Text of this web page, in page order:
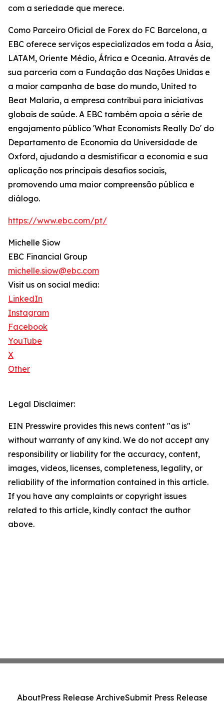
com a seriedade que merece.
Como Parceiro Oficial de Forex do FC Barcelona, a
EBC oferece serviços especializados em toda a Ásia,
LATAM, Oriente Médio, África e Oceania. Através de
sua parceria com a Fundação das Nações Unidas e
a maior campanha de base do mundo, United to
Beat Malaria, a empresa contribui para iniciativas
globais de saúde. A EBC também apoia a série de
engajamento público 'What Economists Really Do' do
Departamento de Economia da Universidade de
Oxford, ajudando a desmistificar a economia e sua
aplicação nos principais desafios sociais,
promovendo uma maior compreensão pública e
diálogo.
https://www.ebc.com/pt/
Michelle Siow
EBC Financial Group
michelle.siow@ebc.com
Visit us on social media:
LinkedIn
Instagram
Facebook
YouTube
X
Other
Legal Disclaimer:
EIN Presswire provides this news content "as is"
without warranty of any kind. We do not accept any
responsibility or liability for the accuracy, content,
images, videos, licenses, completeness, legality, or
reliability of the information contained in this article.
If you have any complaints or copyright issues
related to this article, kindly contact the author
above.
AboutPress Release ArchiveSubmit Press Release